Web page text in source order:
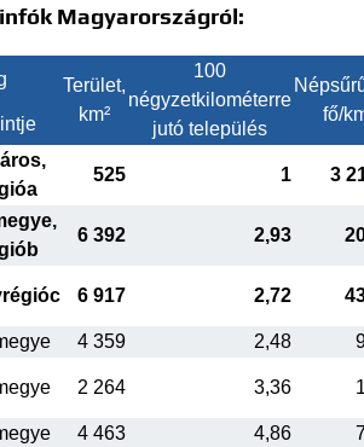
Magyarországról:
Terület,
km²
100
négyzetkilométerre
jutó település
fő/
525 1 3
6 392 2,93
6 917 2,72
4 359 2,48
2 264 3,36
4 463 4,86